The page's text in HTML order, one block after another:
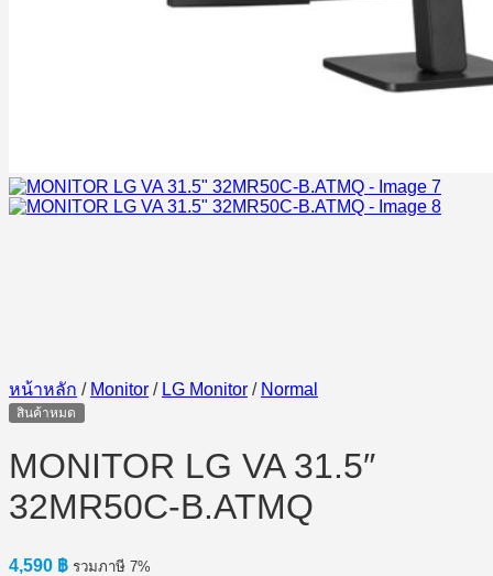
หน้าหลัก / Monitor / LG Monitor / Normal
สินค้าหมด
MONITOR LG VA 31.5″
32MR50C-B.ATMQ
4,590 ฿ รวมภาษี 7%